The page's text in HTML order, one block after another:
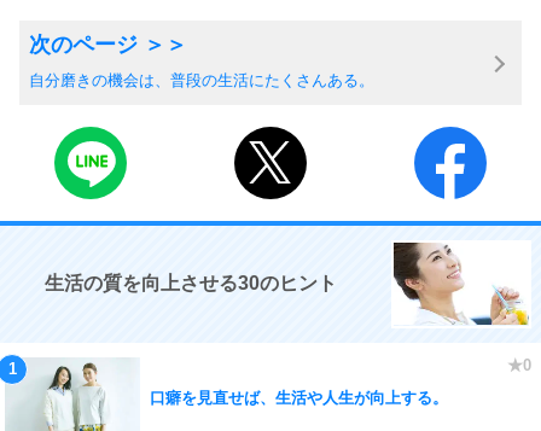
自分磨きの機会は、普段の生活にたくさんある。
生活の質を向上させる30のヒント
口癖を見直せば、生活や人生が向上する。